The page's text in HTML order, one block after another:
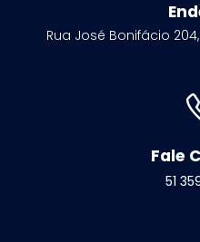
Rua José Bonifácio
Fale
51